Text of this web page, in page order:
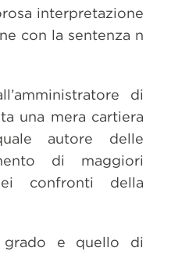
interpretazione
con la sentenza n
di
una mera cartiera
autore delle
di maggiori
confronti della
e quello di